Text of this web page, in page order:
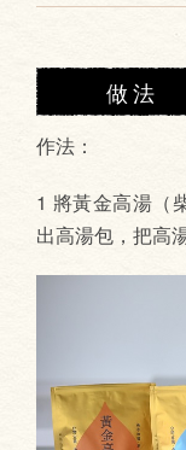
做法
作法：
1 將黃金高湯（
出高湯包，把高